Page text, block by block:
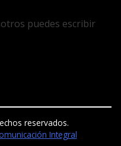
puedes escribir
reservados.
Integral